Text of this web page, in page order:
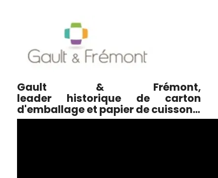
Gault & Frémont,
leader historique de carton
d'emballage et papier de cuisson...